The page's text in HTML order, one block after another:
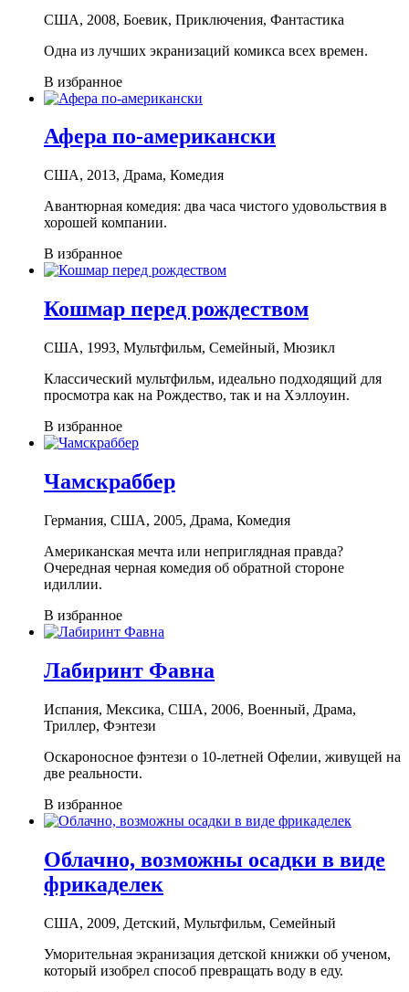
США, 2008, Боевик, Приключения, Фантастика
Одна из лучших экранизаций комикса всех времен.
В избранное
Афера по-американски
США, 2013, Драма, Комедия
Авантюрная комедия: два часа чистого удовольствия в
хорошей компании.
В избранное
Кошмар перед рождеством
США, 1993, Мультфильм, Семейный, Мюзикл
Классический мультфильм, идеально подходящий для
просмотра как на Рождество, так и на Хэллоуин.
В избранное
Чамскраббер
Германия, США, 2005, Драма, Комедия
Американская мечта или неприглядная правда?
Очередная черная комедия об обратной стороне
идиллии.
В избранное
Лабиринт Фавна
Испания, Мексика, США, 2006, Военный, Драма,
Триллер, Фэнтези
Оскароносное фэнтези о 10-летней Офелии, живущей на
две реальности.
В избранное
Облачно, возможны осадки в виде
фрикаделек
США, 2009, Детский, Мультфильм, Семейный
Уморительная экранизация детской книжки об ученом,
который изобрел способ превращать воду в еду.